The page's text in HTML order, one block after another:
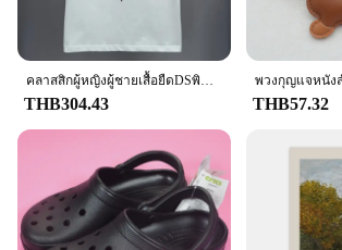
คลาสสิกผู้หญิงผู้ชายเสื้อยืดDSพิมพ์Q2 แบรนด์แขนสั้นTshirtเสื้อผ้าDesigner Teeหรูหรา 2025 Cotton Tเสื้อฤดูร้อน
THB304.43 THB57.32